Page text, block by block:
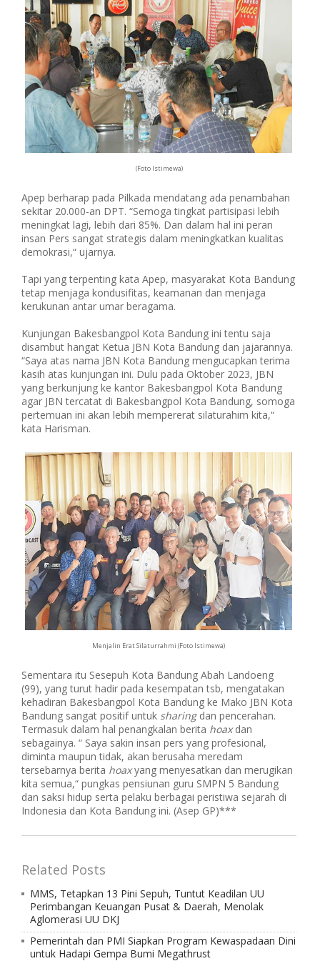
(Foto Istimewa)
Apep berharap pada Pilkada mendatang ada penambahan
sekitar 20.000-an DPT. “Semoga tingkat partisipasi lebih
meningkat lagi, lebih dari 85%. Dan dalam hal ini peran
insan Pers sangat strategis dalam meningkatkan kualitas
demokrasi,“ ujarnya.
Tapi yang terpenting kata Apep, masyarakat Kota Bandung
tetap menjaga kondusifitas, keamanan dan menjaga
kerukunan antar umar beragama.
Kunjungan Bakesbangpol Kota Bandung ini tentu saja
disambut hangat Ketua JBN Kota Bandung dan jajarannya.
“Saya atas nama JBN Kota Bandung mengucapkan terima
kasih atas kunjungan ini. Dulu pada Oktober 2023, JBN
yang berkunjung ke kantor Bakesbangpol Kota Bandung
agar JBN tercatat di Bakesbangpol Kota Bandung, somoga
pertemuan ini akan lebih mempererat silaturahim kita,“
kata Harisman.
Menjalin Erat Silaturrahmi (Foto Istimewa)
Sementara itu Sesepuh Kota Bandung Abah Landoeng
(99), yang turut hadir pada kesempatan tsb, mengatakan
kehadiran Bakesbangpol Kota Bandung ke Mako JBN Kota
Bandung sangat positif untuk sharingdan pencerahan.
Termasuk dalam hal penangkalan berita hoaxdan
sebagainya. “ Saya sakin insan pers yang profesional,
diminta maupun tidak, akan berusaha meredam
tersebarnya berita hoaxyang menyesatkan dan merugikan
kita semua,“ pungkas pensiunan guru SMPN 5 Bandung
dan saksi hidup serta pelaku berbagai peristiwa sejarah di
Indonesia dan Kota Bandung ini. (Asep GP)***
Related Posts
MMS, Tetapkan 13 Pini Sepuh, Tuntut Keadilan UU
Perimbangan Keuangan Pusat & Daerah, Menolak
Aglomerasi UU DKJ
Pemerintah dan PMI Siapkan Program Kewaspadaan Dini
untuk Hadapi Gempa Bumi Megathrust